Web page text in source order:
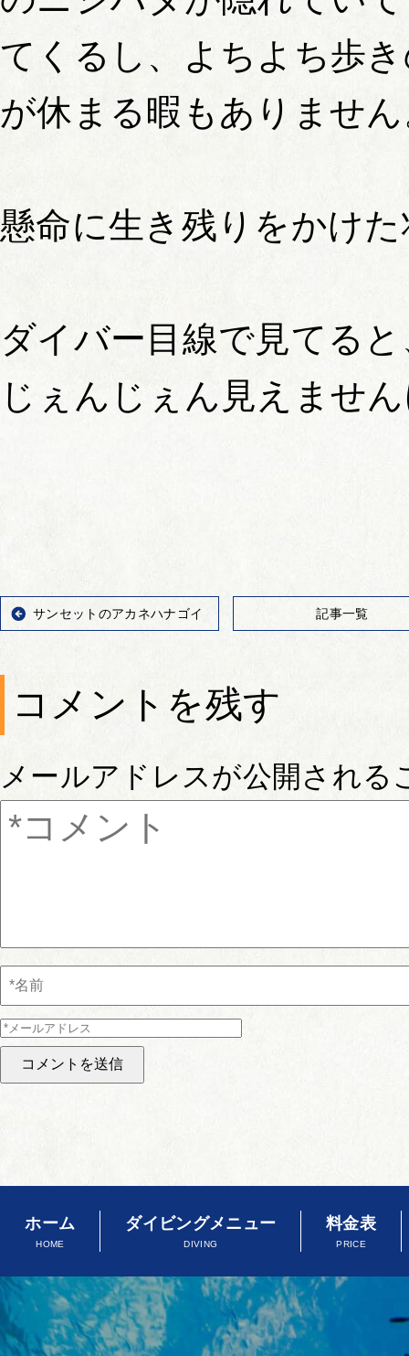
てくるし、よちよち歩
が休まる暇もありませ
懸命に生き残りをかけ
ダイバー目線で見てる
じぇんじぇん見えませ
サンセットのアカネハナゴイ 記事一覧
コメントを残す
メールアドレスが公開される
ホーム
HOME
ダイビングメニュー
DIVING
料金表
PRICE